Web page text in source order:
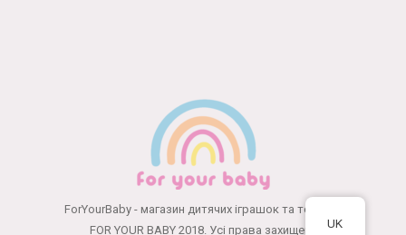
ForYourBaby - магазин дитячих іграшок та товарів
FOR YOUR BABY 2018. Усі права захищені.
UK